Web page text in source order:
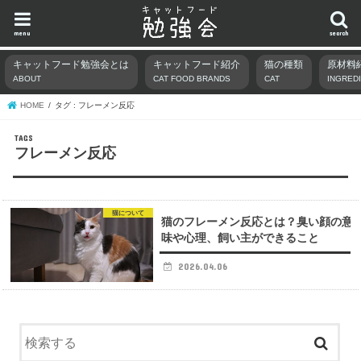
search
menu
キャットフード勉強会とは
ABOUT
キャットフード紹介
CAT FOOD BRANDS
猫の種類
CAT
原材料
HOME タグ : フレーメン反応
フレーメン反応
猫について
猫のフレーメン反応とは？臭い顔の意
味や心理、飼い主ができること
2026.04.06